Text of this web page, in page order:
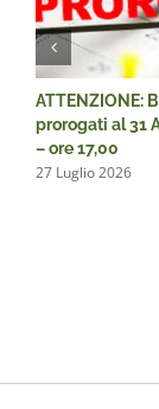
ATTENZIONE:
prorogati al 31
– ore 17,00
27 Luglio 2026